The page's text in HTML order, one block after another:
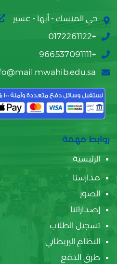
حي المنسك - أبها - عسير
+0172261122
+966537091111
روابط مهمة
الرئيسية
مدارسنا
الصور
إصداراتنا
تسجيل الطلاب
النظام البريطاني
طرق الدفع